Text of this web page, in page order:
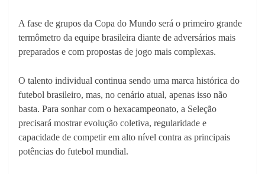
A fase de grupos da Copa do Mundo será o primeiro grande
termômetro da equipe brasileira diante de adversários mais
preparados e com propostas de jogo mais complexas.
O talento individual continua sendo uma marca histórica do
futebol brasileiro, mas, no cenário atual, apenas isso não
basta. Para sonhar com o hexacampeonato, a Seleção
precisará mostrar evolução coletiva, regularidade e
capacidade de competir em alto nível contra as principais
potências do futebol mundial.